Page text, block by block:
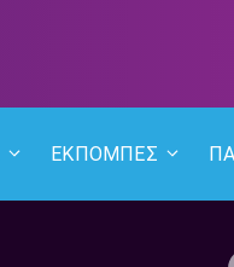
ΕΚΠΟΜΠΕΣ